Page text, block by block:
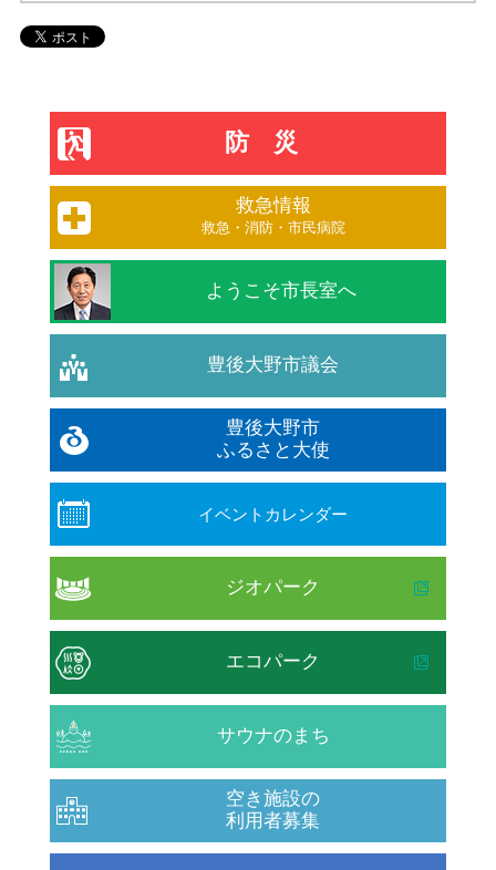
防災
救急情報
救急・消防・市民病院
ようこそ市長室へ
豊後大野市議会
豊後大野市
ふるさと大使
イベントカレンダー
ジオパーク
エコパーク
サウナのまち
空き施設の
利用者募集